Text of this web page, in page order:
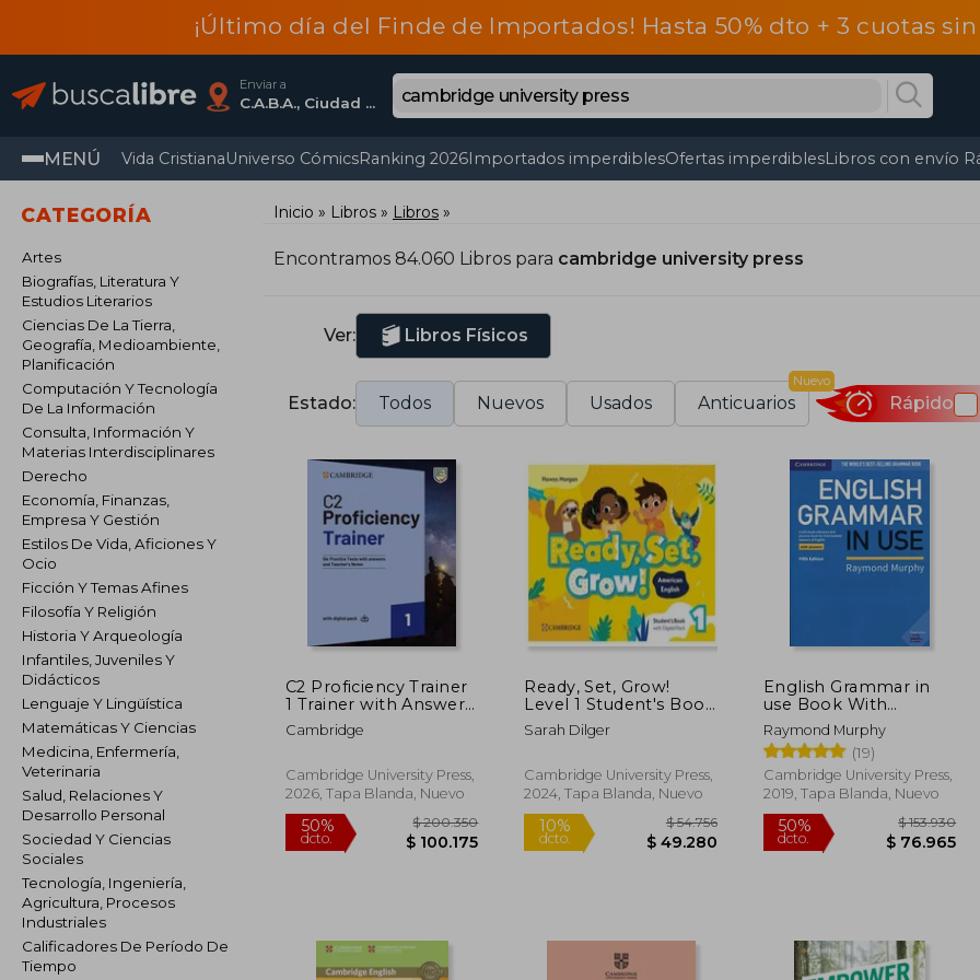
¡Último día del Finde de Importados! Hasta 50% dto + 3 cuotas
Enviar a
C.A.B.A., Ciudad Autónoma De Buenos Aires
MENÚ Vida CristianaUniverso CómicsRanking 2026Importados imperdiblesOfertas imperdiblesLibros con envío
CATEGORÍA
Artes
Biografías, Literatura Y
Estudios Literarios
Ciencias De La Tierra,
Geografía, Medioambiente,
Planificación
Computación Y Tecnología
De La Información
Consulta, Información Y
Materias Interdisciplinares
Derecho
Economía, Finanzas,
Empresa Y Gestión
Estilos De Vida, Aficiones Y
Ocio
Ficción Y Temas Afines
Filosofía Y Religión
Historia Y Arqueología
Infantiles, Juveniles Y
Didácticos
Lenguaje Y Lingüística
Matemáticas Y Ciencias
Medicina, Enfermería,
Veterinaria
Salud, Relaciones Y
Desarrollo Personal
Sociedad Y Ciencias
Sociales
Tecnología, Ingeniería,
Agricultura, Procesos
Industriales
Calificadores De Período De
Tiempo
Inicio Libros Libros
Encontramos 84.060 Libros para cambridge university press
Ver: Libros Físicos
Estado: Todos Nuevos Usados Anticuarios
Nuevo
Rápido
C2 Proficiency Trainer
1 Trainer with Answers
with Digital Pack
Cambridge
Cambridge University Press,
2026, Tapa Blanda, Nuevo
Ready, Set, Grow!
Level 1 Student's Book
With Digital Pack
American English (en
Sarah Dilger
Cambridge University Press,
2024, Tapa Blanda, Nuevo
$ 49.280
English Grammar in
use Book With
Answers: A Self-Study
Reference and
Practice Book for
Intermediate Learners
of English (en Inglés)
Raymond Murphy
(19)
Cambridge University Press,
2019, Tapa Blanda, Nuevo